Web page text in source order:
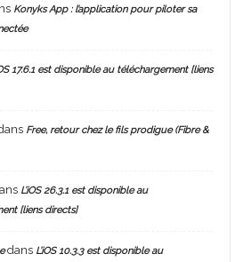
Konyks App : l’application pour piloter sa
17.6.1 est disponible au téléchargement [liens
Free, retour chez le fils prodigue (Fibre &
L’iOS 26.3.1 est disponible au
[liens directs]
dans L’iOS 10.3.3 est disponible au